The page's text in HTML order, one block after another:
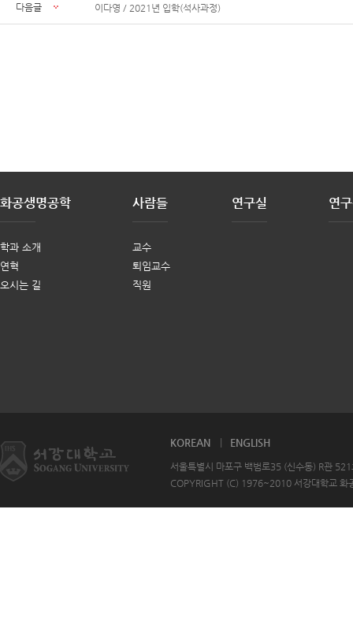
다음글 이다영 / 2021년 입학(석사과정)
화공생명공학
학과 소개
연혁
오시는 길
사람들
교수
퇴임교수
직원
연구실 연
KOREAN ENGLISH
서울특별시 마포구 백범로35 (신수동) R
COPYRIGHT (C) 1976~2010 서강대학교 화